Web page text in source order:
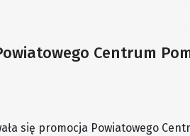
Centrum
się promocja Powiatowego